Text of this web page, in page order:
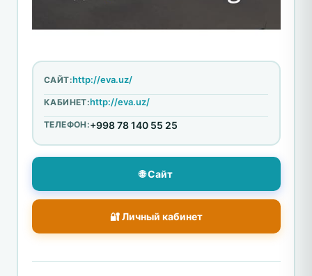
САЙТ:http://eva.uz/
КАБИНЕТ:http://eva.uz/
ТЕЛЕФОН:+998 78 140 55 25
🌐 Сайт
🔐 Личный кабинет